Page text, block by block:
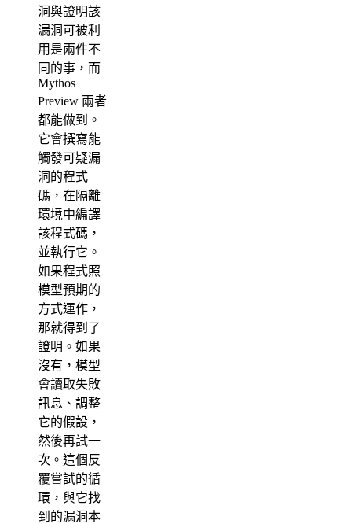
洞與證明該
漏洞可被利
用是兩件不
同的事，而
Mythos
Preview 兩者
都能做到。
它會撰寫能
觸發可疑漏
洞的程式
碼，在隔離
環境中編譯
該程式碼，
並執行它。
如果程式照
模型預期的
方式運作，
那就得到了
證明。如果
沒有，模型
會讀取失敗
訊息、調整
它的假設，
然後再試一
次。這個反
覆嘗試的循
環，與它找
到的漏洞本